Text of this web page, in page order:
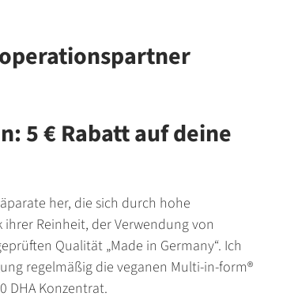
5 € Rabatt auf deine
her, die sich durch hohe
Reinheit, der Verwendung von
Qualität „Made in Germany“. Ich
regelmäßig die veganen Multi-in-form®
DHA Konzentrat.